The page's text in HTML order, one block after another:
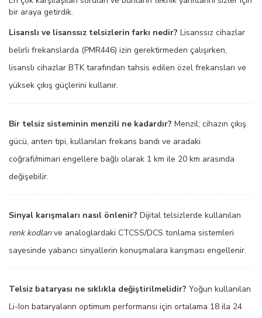
bir araya getirdik.
Lisanslı ve lisanssız telsizlerin farkı nedir? Lisanssız cihazlar
belirli frekanslarda (PMR446) izin gerektirmeden çalışırken,
lisanslı cihazlar BTK tarafından tahsis edilen özel frekansları ve
yüksek çıkış güçlerini kullanır.
Bir telsiz sisteminin menzili ne kadardır? Menzil; cihazın çıkış
gücü, anten tipi, kullanılan frekans bandı ve aradaki
coğrafi/mimari engellere bağlı olarak 1 km ile 20 km arasında
değişebilir.
Sinyal karışmaları nasıl önlenir? Dijital telsizlerde kullanılan
renk kodlarıve analoglardaki CTCSS/DCS tonlama sistemleri
sayesinde yabancı sinyallerin konuşmalara karışması engellenir.
Telsiz bataryası ne sıklıkla değiştirilmelidir? Yoğun kullanılan
Li-Ion bataryaların optimum performansı için ortalama 18 ila 24